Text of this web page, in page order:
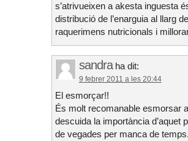
s’atrivueixen a akesta inguesta
distribució de l’enarguia al llarg
raquerimens nutricionals i
sandra ha dit:
9 febrer 2011 a les 20:44
El esmorçar!!
És molt recomanable esmorsar
descuida la importància d’aquet
de vegades per manca de